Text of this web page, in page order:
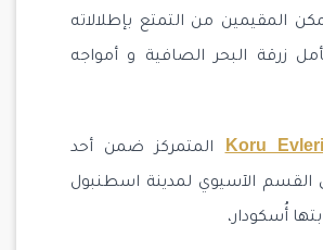
المقيمين من التمتع بإطلالاته
زرقة البحر الصافية و أمواجه
Koru Evleriالمتمركز ضمن أحد
الآسيوي لمدينة اسطنبول
أُسكودار،